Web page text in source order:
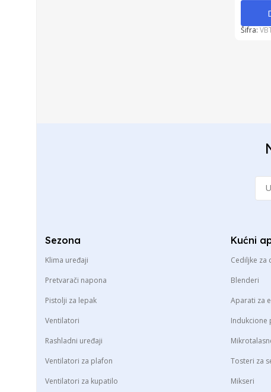
Šifra:
Sezona
Klima uređaji
Pretvarači napona
Pistolji za lepak
Ventilatori
Rashladni uređaji
Ventilatori za plafon
Ventilatori za kupatilo
Kućni
Cediljke za
Blenderi
Aparati za
Indukcione
Tosteri za
Mikseri